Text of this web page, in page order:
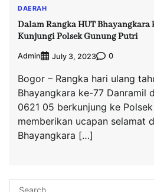
DAERAH
Dalam Rangka HUT Bhayangkara
Kunjungi Polsek Gunung Putri
Admin July 3, 2023 0
Bogor – Rangka hari ulang
Bhayangkara ke-77 Danramil
0621 05 berkunjung ke
memberikan ucapan selamat
Bhayangkara […]
Search